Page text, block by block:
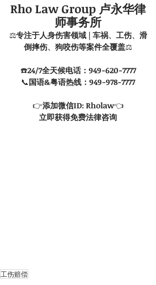
Rho Law Group 卢永华律
师事务所
⚖️专注于人身伤害领域 | 车祸、 工伤、 滑
倒摔伤、 狗咬伤等案件全覆盖⚖️
☎️24/7全天候电话：949-620-7777
📞国语&粤语热线：949-978-7777
👉添加微信ID: Rholaw👈
立即获得免费法律咨询
工伤赔偿